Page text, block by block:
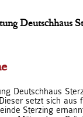
Deutschhaus
Deutschhaus
setzt sich aus
Sterzing